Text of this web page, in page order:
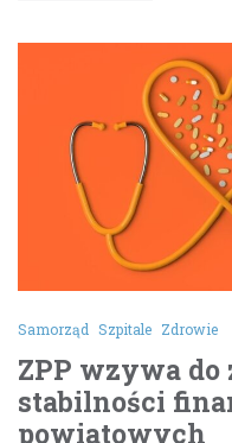
Samorząd Szpitale Zdrowie
ZPP wzywa
stabilności
powiatowych